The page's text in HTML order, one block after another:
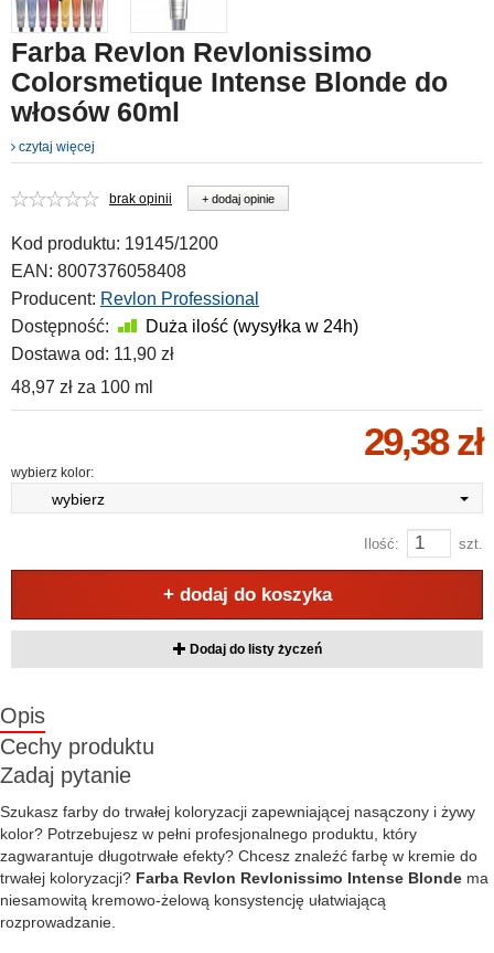
Farba Revlon Revlonissimo
Colorsmetique Intense Blonde do
włosów 60ml
czytaj więcej
brak opinii + dodaj opinie
Kod produktu: 19145/1200
EAN: 8007376058408
Producent: Revlon Professional
Dostępność:
Duża ilość (wysyłka w 24h)
Dostawa od: 11,90 zł
48,97 zł za 100 ml
29,38 zł
wybierz kolor:
wybierz
Ilość: szt.
+ dodaj do koszyka
Dodaj do listy życzeń
Opis
Cechy produktu
Zadaj pytanie
Szukasz farby do trwałej koloryzacji zapewniającej nasączony i żywy
kolor? Potrzebujesz w pełni profesjonalnego produktu, który
zagwarantuje długotrwałe efekty? Chcesz znaleźć farbę w kremie do
trwałej koloryzacji? Farba Revlon Revlonissimo Intense Blonde ma
niesamowitą kremowo-żelową konsystencję ułatwiającą
rozprowadzanie.